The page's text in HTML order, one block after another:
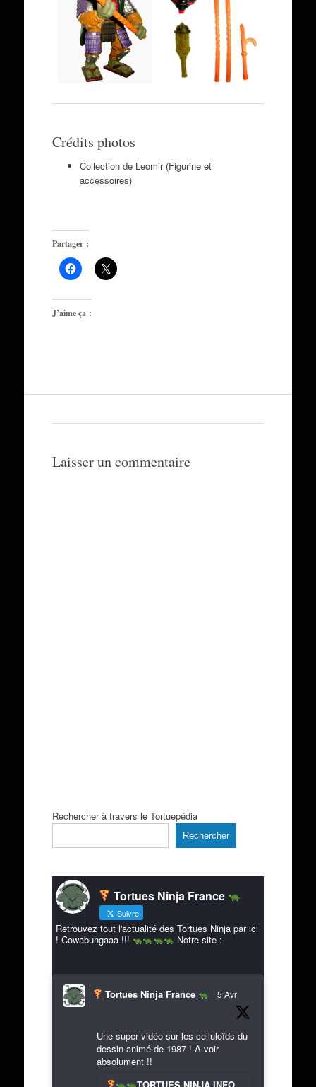
Crédits photos
Collection de Leomir (Figurine et
accessoires)
Partager :
J’aime ça :
Laisser un commentaire
Rechercher à travers le Tortuepédia
Rechercher
Tortues Ninja France
Suivre
Retrouvez tout l'actualité des Tortues Ninja par ici
! Cowabungaaa !!!
Notre site :
Tortues Ninja France 5 Avr
Une super vidéo sur les celluloïds du
dessin animé de 1987 ! A voir
absolument !!